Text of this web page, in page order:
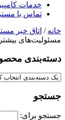
خدمات
تماس با
خانه / اتاق خبر
مسئولیت‌های
دسته‌بندی‌
جستجو
جستجو برای: